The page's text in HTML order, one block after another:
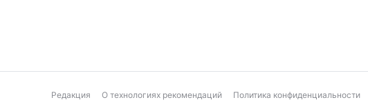
Редакция О технологиях рекомендаций Политика конфиденциальности